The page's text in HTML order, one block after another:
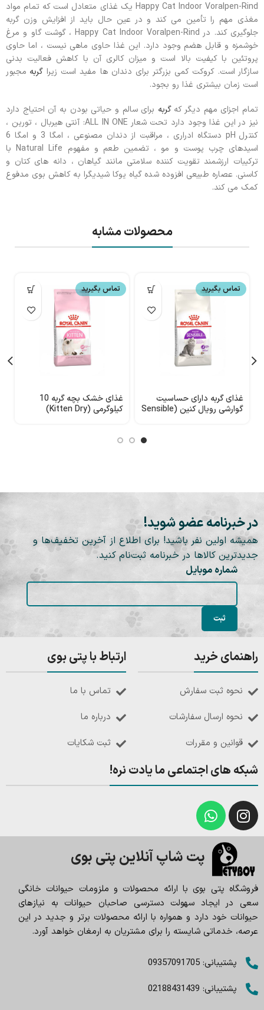
Happy Cat Indoor Voralpen-Rind یک غذای متعادل است که تمام مواد
مغذی مهم را تأمین می کند و در عین حال باید از افزایش وزن گربه
جلوگیری کند. در Happy Cat Indoor Voralpen-Rind ، گوشت گاو و مرغ
خوشمزه و قابل هضم وجود دارد. این غذا حاوی ماهی نیست ، اما حاوی
پروتئین با کیفیت بالا است و میزان کالری آن با کاهش فعالیت بدنی
سازگار است. کروکت کمی بزرگتر برای دندان ها مفید است زیرا گربه مجبور
است زمان بیشتری غذا رو بجود.
تمام اجزای مهم دیگر کهگربه برای سالم و حیاتی بودن به آن احتیاج دارد
نیز در این غذا وجود دارد تحت شعار ALL IN ONE: آنتی هیربال ، تورین ،
کنترل pH دستگاه ادراری ، مراقبت از دندان مصنوعی ، امگا 3 و امگا 6
اسیدهای چرب پوست و مو ، تضمین طعم و مفهوم Natural Life با
ترکیبات ارزشمند تقویت کننده سلامتی مانند گیاهان ، دانه های کتان و
کاسنی. عصاره طبیعی افزوده شده گیاه یوکا شیدیگرا به کاهش بوی مدفوع
کمک می کند.
محصولات مشابه
تماس بگیرید
غذای گربه دارای حساسیت
گوارشی رویال کنین (Sensible
تماس بگیرید
غذای خشک بچه گربه 10
کیلوگرمی (Kitten Dry)
در خبرنامه عضو شوید!
همیشه اولین نفر باشید! برای اطلاع از آخرین تخفیف‌ها و
جدیدترین کالاها در خبرنامه ثبت‌نام کنید.
شماره موبایل
راهنمای خرید
نحوه ثبت سفارش
نحوه ارسال سفارشات
قوانین و مقررات
ارتباط با پتی بوی
تماس با ما
درباره ما
ثبت شکایات
شبکه های اجتماعی ما یادت نره!
پت شاپ آنلاین پتی بوی
فروشگاه پتی بوی با ارائه محصولات و ملزومات حیوانات خانگی
سعی در ایجاد سهولت دسترسی صاحبان حیوانات به نیازهای
حیوانات خود دارد و همواره با ارائه محصولات برتر و جدید در این
عرصه، خدماتی شایسته را برای مشتریان به ارمغان خواهد آورد.
پشتیبانی: 09357091705
پشتیبانی: 02188431439